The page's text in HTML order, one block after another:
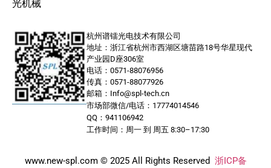
光机械
杭州谱镭光电技术有限公司
地址：浙江省杭州市西湖区塘苗路18号华星现代
产业园D座306室
电话：0571-88076956
传真：0571-88077926
邮箱：Info@spl-tech.cn
市场部微信/电话：17774014546
QQ：941106942
工作时间：周一 到 周五 8:30–17:30
www.new-spl.com © 2025 All Rights Reserved 浙ICP备